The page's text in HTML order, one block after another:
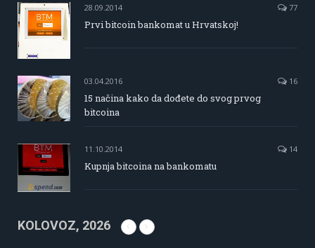
28.09.2014 77
Prvi bitcoin bankomat u Hrvatskoj!
03.04.2016 16
15 načina kako da dođete do svog prvog
bitcoina
11.10.2014 14
Kupnja bitcoina na bankomatu
KOLOVOZ, 2026